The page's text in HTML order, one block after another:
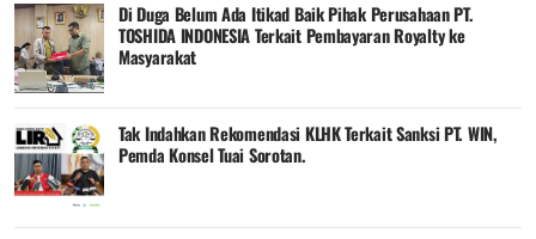
Di Duga Belum Ada Itikad Baik Pihak Perusahaan PT.
TOSHIDA INDONESIA Terkait Pembayaran Royalty ke
Masyarakat
Tak Indahkan Rekomendasi KLHK Terkait Sanksi PT. WIN,
Pemda Konsel Tuai Sorotan.